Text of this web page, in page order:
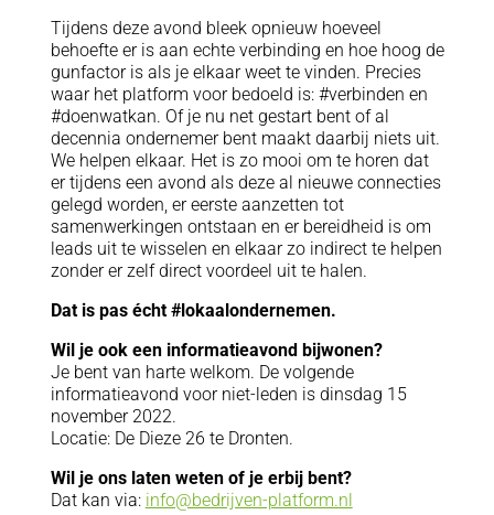
Tijdens deze avond bleek opnieuw hoeveel
behoefte er is aan echte verbinding en hoe hoog de
gunfactor is als je elkaar weet te vinden. Precies
waar het platform voor bedoeld is: #verbinden en
#doenwatkan. Of je nu net gestart bent of al
decennia ondernemer bent maakt daarbij niets uit.
We helpen elkaar. Het is zo mooi om te horen dat
er tijdens een avond als deze al nieuwe connecties
gelegd worden, er eerste aanzetten tot
samenwerkingen ontstaan en er bereidheid is om
leads uit te wisselen en elkaar zo indirect te helpen
zonder er zelf direct voordeel uit te halen.
Dat is pas écht #lokaalondernemen.
Wil je ook een informatieavond bijwonen?
Je bent van harte welkom. De volgende
informatieavond voor niet-leden is dinsdag 15
november 2022.
Locatie: De Dieze 26 te Dronten.
Wil je ons laten weten of je erbij bent?
Dat kan via: info@bedrijven-platform.nl